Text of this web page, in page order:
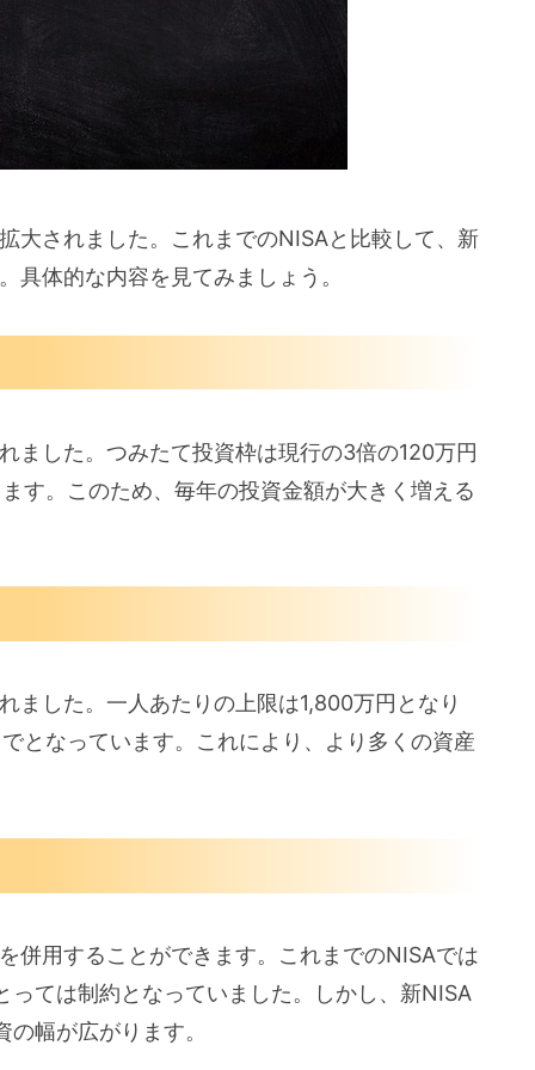
大されました。これまでのNISAと比較して、新
具体的な内容を見てみましょう。
ました。つみたて投資枠は現行の3倍の120万円
す。このため、毎年の投資金額が大きく増える
ました。一人あたりの上限は1,800万円となり
となっています。これにより、より多くの資産
併用することができます。これまでのNISAでは
ては制約となっていました。しかし、新NISA
幅が広がります。